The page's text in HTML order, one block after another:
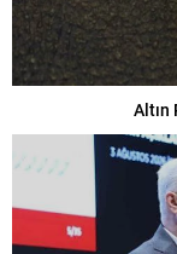
Altın